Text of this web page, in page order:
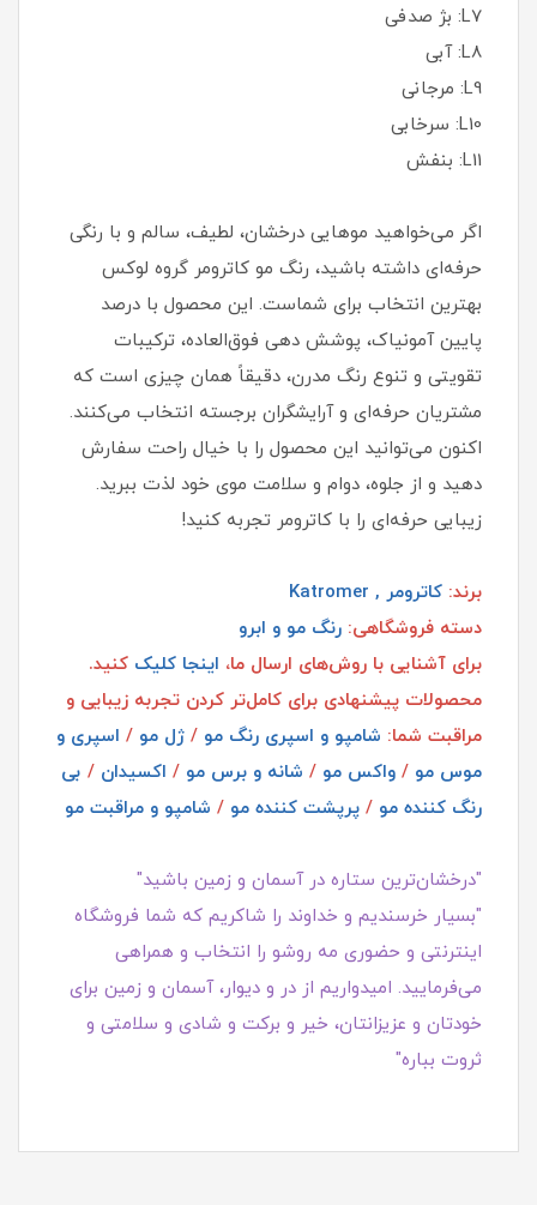
L7: بژ صدفی
L8: آبی
L9: مرجانی
L10: سرخابی
L11: بنفش
اگر می‌خواهید موهایی درخشان، لطیف، سالم و با رنگی
حرفه‌ای داشته باشید، رنگ مو کاترومر گروه لوکس
بهترین انتخاب برای شماست. این محصول با درصد
پایین آمونیاک، پوشش‌ دهی فوق‌العاده، ترکیبات
تقویتی و تنوع رنگ مدرن، دقیقاً همان چیزی است که
مشتریان حرفه‌ای و آرایشگران برجسته انتخاب می‌کنند.
اکنون می‌توانید این محصول را با خیال راحت سفارش
دهید و از جلوه، دوام و سلامت موی خود لذت ببرید.
زیبایی حرفه‌ای را با کاترومر تجربه کنید!
برند: کاترومر , Katromer
دسته فروشگاهی: رنگ مو و ابرو
برای آشنایی با روش‌های ارسال ما، اینجا کلیک کنید.
محصولات پیشنهادی برای کامل‌تر کردن تجربه زیبایی و
مراقبت شما: شامپو و اسپری رنگ مو / ژل مو / اسپری و
موس مو / واکس مو / شانه و برس مو / اکسیدان / بی
رنگ کننده مو / پرپشت کننده مو / شامپو و مراقبت مو
"درخشان‌ترین ستاره در آسمان و زمین باشید"
"بسیار خرسندیم و خداوند را شاکریم که شما فروشگاه
اینترنتی و حضوری مه روشو را انتخاب و همراهی
می‌فرمایید. امیدواریم از در و دیوار، آسمان و زمین برای
خودتان و عزیزانتان، خیر و برکت و شادی و سلامتی و
ثروت بباره"